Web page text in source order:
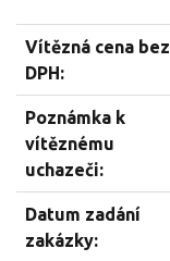
Vítězná cena bez
DPH:
Poznámka k
vítěznému
uchazeči:
Datum zadání
zakázky: